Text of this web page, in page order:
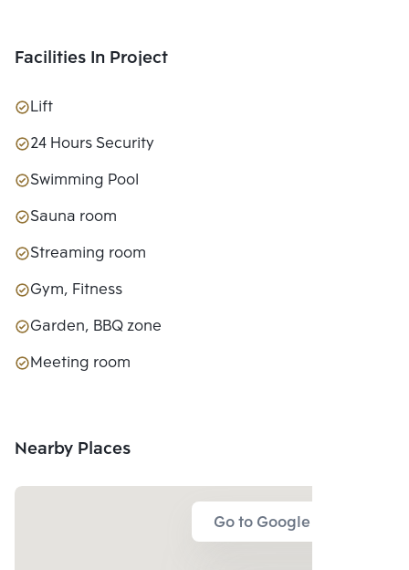
Facilities In Project
Lift
24 Hours Security
Swimming Pool
Sauna room
Streaming room
Gym, Fitness
Garden, BBQ zone
Meeting room
Nearby Places
Go to Google Map